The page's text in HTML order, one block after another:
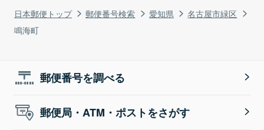
日本郵便トップ 郵便番号検索 愛知県
名古屋市緑区
鳴海町
郵便番号を調べる
郵便局・ATM・ポストをさがす